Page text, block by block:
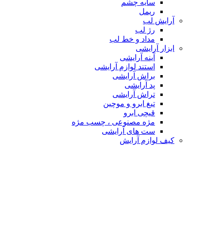
سایه چشم
ریمل
آرایش لب
رژ لب
مداد و خط لب
ابزار آرایشی
آینه آرایشی
استند لوازم آرایشی
براش آرایشی
پد آرایشی
تراش آرایشی
تیغ ابرو و موچین
قیچی ابرو
مژه مصنوعی ، چسب مژه
ست های آرایشی
کیف لوازم آرایش